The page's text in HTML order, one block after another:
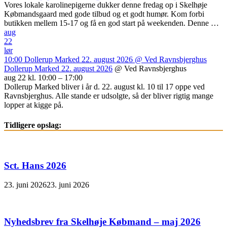
Vores lokale karolinepigerne dukker denne fredag op i Skelhøje
Købmandsgaard med gode tilbud og et godt humør. Kom forbi
butikken mellem 15-17 og få en god start på weekenden. Denne …
aug
22
lør
10:00 Dollerup Marked 22. august 2026 @ Ved Ravnsbjerghus
Dollerup Marked 22. august 2026 @ Ved Ravnsbjerghus
aug 22 kl. 10:00 – 17:00
Dollerup Marked bliver i år d. 22. august kl. 10 til 17 oppe ved
Ravnsbjerghus. Alle stande er udsolgte, så der bliver rigtig mange
lopper at kigge på.
Tidligere opslag:
Sct. Hans 2026
23. juni 202623. juni 2026
Nyhedsbrev fra Skelhøje Købmand – maj 2026